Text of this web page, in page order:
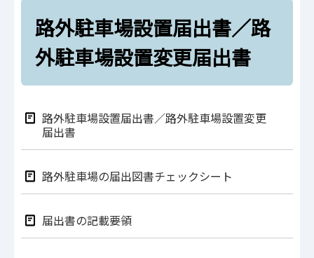
目的別検索
くらしの情報
道路・交通・土木
駐車場
路外駐車場設置届出書／路外駐車場設置変更届
出書
路外駐車場設置届出書／路
外駐車場設置変更届出書
路外駐車場設置届出書／路外駐車場設置変更
届出書
路外駐車場の届出図書チェックシート
届出書の記載要領